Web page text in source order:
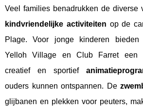
Veel families benadrukken de diverse
kindvriendelijke activiteiten op de
Plage. Voor jonge kinderen bieden
Yelloh Village en Club Farret een
creatief en sportief
ouders kunnen ontspannen. De
glijbanen en plekken voor peuters,